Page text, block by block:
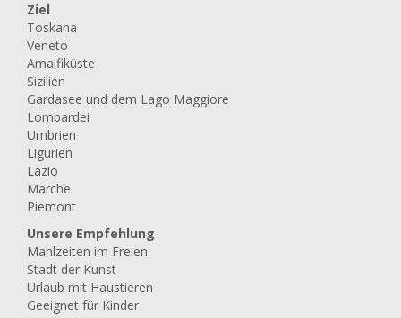
Ziel
Toskana
Veneto
Amalfiküste
Sizilien
Gardasee und dem Lago Maggiore
Lombardei
Umbrien
Ligurien
Lazio
Marche
Piemont
Unsere Empfehlung
Mahlzeiten im Freien
Stadt der Kunst
Urlaub mit Haustieren
Geeignet für Kinder